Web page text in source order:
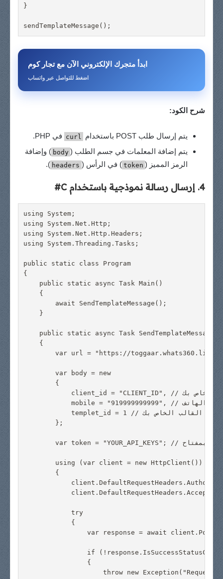
}
ابدأ متجرك الإلكتروني الآن مع تجار كوم
اضغط للتواصل عبر واتساب
شرح الكود:
يتم إرسال طلب POST باستخدام curl في PHP.
يتم إضافة المعلمات في جسم الطلب ( body ) وإضافة
الرمز المميز ( token ) في الرأس ( headers
).
4. إرسال رسالة نموذجية باستخدام C#
using System;
using System.Net.Http;
using System.Net.Http.Headers;
using System.Threading.Tasks;
public static class Program
{
    public static async Task Main()
    {
        await SendTemplateMessage();
    }
    public static async Task SendTemplateMessage()
    {
var url = "https://
        var body = new
        {
            client_id = "CLIENT_ID", // استبدل بمعرف العميل الخاص بك
            mobile = "919999999999", // استبدل برقم الهاتف
            templet_id = 1 // استبدل بمعرف القالب الخاص بك
        };
        var token = "YOUR_API_KEYS"; // استبدل بمفتاح API الخاص بك
        using (var client = new HttpClient())
        {
            try
            {
var response = await
                if (!response.IsSuccessStatusCode)
                {
throw new Exception("Request